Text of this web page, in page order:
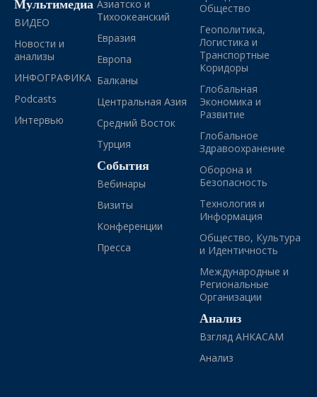
Мультимедиа
ВИДЕО
Новости и
анализы
ИНФОГРАФИКА
Podcasts
Интервью
Азиатско и
Тихоокеанский
Евразия
Европа
Балканы
Центральная Азия
Средний Восток
Турция
События
Вебинары
Визиты
Конференции
Пресса
Общество
Геополитика,
Логистика и
Транспортные
Коридоры
Глобальная
Экономика и
Развитие
Глобальное
Здравоохранение
Оборона и
Безопасность
Технология и
Информация
Общество, Культура
и Идентичность
Международные и
Региональные
Организации
Анализ
Взгляд АНКАСАМ
Анализ